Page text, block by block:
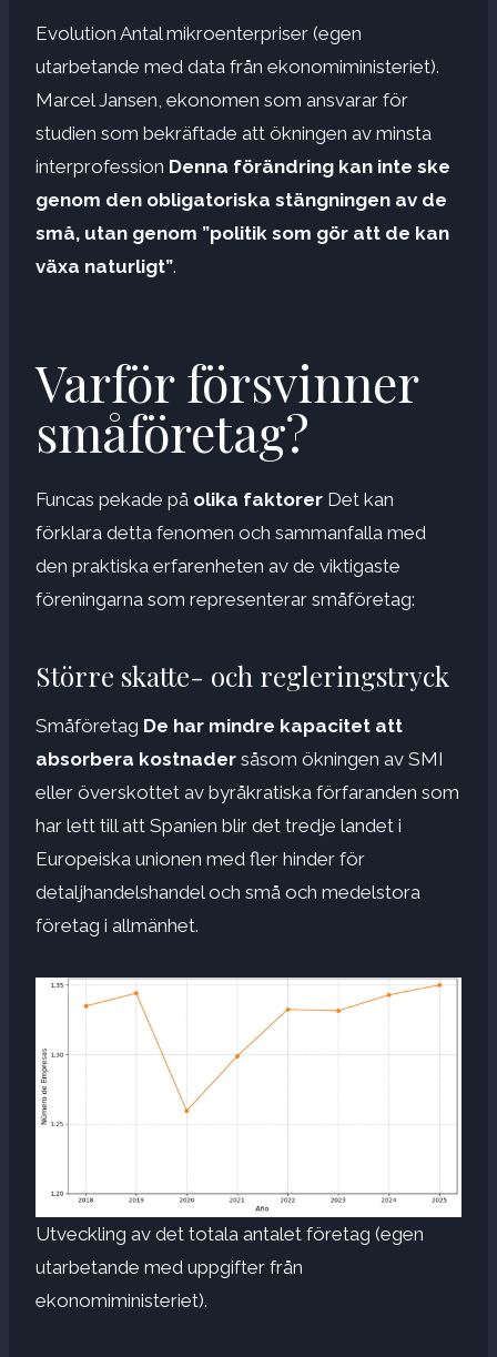
Evolution Antal mikroenterpriser (egen
utarbetande med data från ekonomiministeriet).
Marcel Jansen, ekonomen som ansvarar för
studien som bekräftade att ökningen av minsta
interprofession Denna förändring kan inte ske
genom den obligatoriska stängningen av de
små, utan genom ”politik som gör att de kan
växa naturligt”.
Varför försvinner
småföretag?
Funcas pekade på olika faktorer Det kan
förklara detta fenomen och sammanfalla med
den praktiska erfarenheten av de viktigaste
föreningarna som representerar småföretag:
Större skatte- och regleringstryck
Småföretag De har mindre kapacitet att
absorbera kostnader såsom ökningen av SMI
eller överskottet av byråkratiska förfaranden som
har lett till att Spanien blir det tredje landet i
Europeiska unionen med fler hinder för
detaljhandelshandel och små och medelstora
företag i allmänhet.
Utveckling av det totala antalet företag (egen
utarbetande med uppgifter från
ekonomiministeriet).